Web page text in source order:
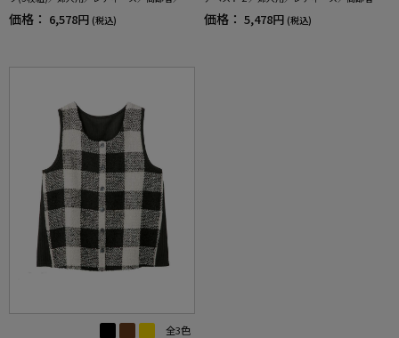
ニア／名前記入欄付／後ろ長め／ゆったり／
ギフト／プレゼント 【CF】
価格： 6,578円 (税込)
シニア／重ね着／おしゃれ／洗濯機OK／名前
記入欄付／ゆったり／プレゼント／ギフト
価格： 5,478円 (税込)
全3色